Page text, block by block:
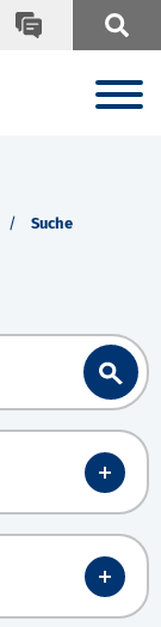
Suche